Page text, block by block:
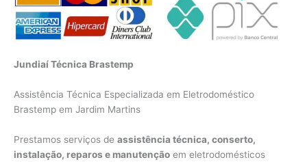
Jundiaí Técnica Brastemp
Assistência Técnica Especializada em Eletrodoméstico
Brastemp em Jardim Martins
Prestamos serviços de assistência técnica, conserto,
instalação, reparos e manutenção em eletrodomésticos